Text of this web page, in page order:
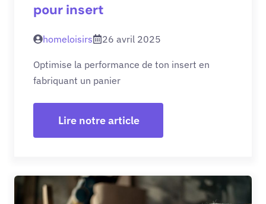
pour insert
homeloisirs 26 avril 2025
Optimise la performance de ton insert en
fabriquant un panier
Lire notre article